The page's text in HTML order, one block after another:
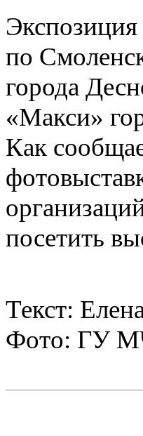
по
города
«Макси»
Как
посетить
Текст:
Фото: ГУ